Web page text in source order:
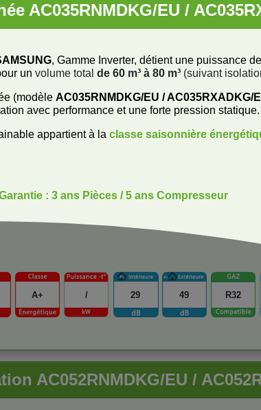
AC035RNMDKG/EU /
, Gamme Inverter, détient une puissance de
un volume total de 60 m³ à 80 m³ (suivant
(modèle AC035RNMDKG/EU / AC035RXADKG/
avec performance et une forte pression statique.
appartient à la classe saisonnière
: 3 ans Pièces / 5 ans Compresseur
/
A+ 29 49 R32
AC052RNMDKG/EU /